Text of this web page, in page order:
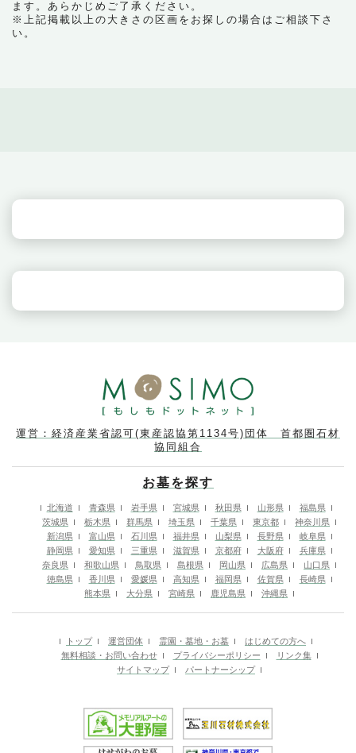
ます。あらかじめご了承ください。
※上記掲載以上の大きさの区画をお探しの場合はご相談下さ
い。
運営：経済産業省認可(東産認協第1134号)団体 首都圏石材
協同組合
お墓を探す
北海道 青森県 岩手県 宮城県 秋田県 山形県
福島県
茨城県
栃木県 群馬県 埼玉県 千葉県 東京都
神奈川県
新潟県
富山県 石川県 福井県 山梨県 長野県
岐阜県
静岡県
愛知県 三重県 滋賀県 京都府 大阪府
兵庫県
奈良県
和歌山県 鳥取県 島根県 岡山県 広島県
山口県
徳島県
香川県 愛媛県 高知県 福岡県 佐賀県
長崎県
熊本県
大分県 宮崎県 鹿児島県 沖縄県
トップ 運営団体 霊園・墓地・お墓
はじめての方へ
無料相談・お問い合わせ
プライバシーポリシー
リンク集
サイトマップ
パートナーシップ